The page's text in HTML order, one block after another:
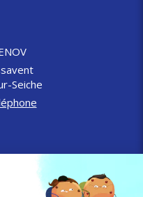
Seiche
sur-Seiche